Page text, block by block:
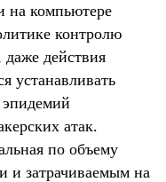
на компьютере
контролю
даже действия
устанавливать
атак.
по объему
и затрачиваемым на